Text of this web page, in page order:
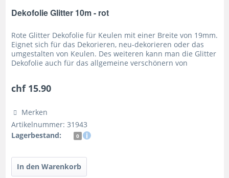
Dekofolie Glitter 10m - rot
Rote Glitter Dekofolie für Keulen mit einer Breite von 19mm.
Eignet sich für das Dekorieren, neu-dekorieren oder das
umgestalten von Keulen. Des weiteren kann man die Glitter
Dekofolie auch für das allgemeine verschönern von
chf 15.90
Merken
Artikelnummer: 31943
Lagerbestand:
0